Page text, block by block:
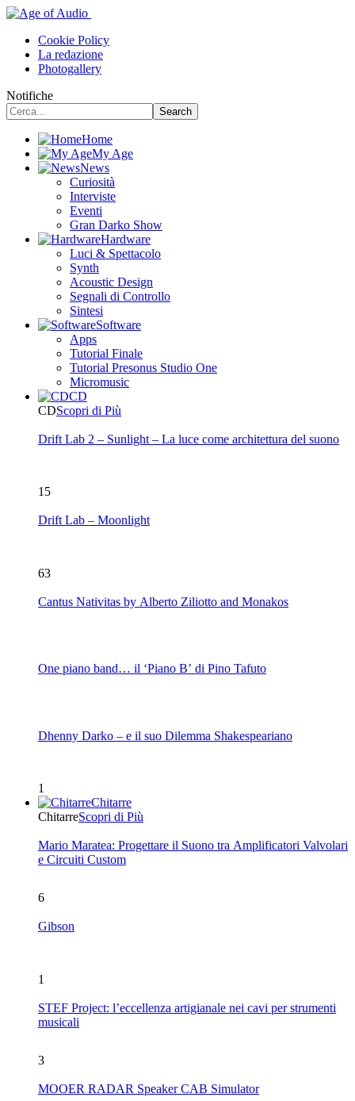
Cookie Policy
La redazione
Photogallery
Notifiche
Home
My Age
News
Curiosità
Interviste
Eventi
Gran Darko Show
Hardware
Luci & Spettacolo
Synth
Acoustic Design
Segnali di Controllo
Sintesi
Software
Apps
Tutorial Finale
Tutorial Presonus Studio One
Micromusic
CD
CDScopri di Più
Drift Lab 2 – Sunlight – La luce come architettura del suono
15
Drift Lab – Moonlight
63
Cantus Nativitas by Alberto Ziliotto and Monakos
One piano band… il ‘Piano B’ di Pino Tafuto
Dhenny Darko – e il suo Dilemma Shakespeariano
1
Chitarre
ChitarreScopri di Più
Mario Maratea: Progettare il Suono tra Amplificatori Valvolari
e Circuiti Custom
6
Gibson
1
STEF Project: l’eccellenza artigianale nei cavi per strumenti
musicali
3
MOOER RADAR Speaker CAB Simulator